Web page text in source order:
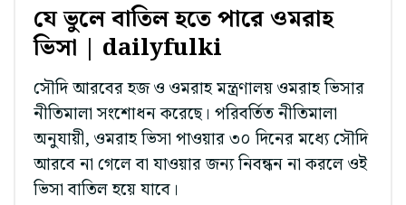
যে ভুলে বাতিল হতে পারে ওমরাহ
ভিসা | dailyfulki
সৌদি আরবের হজ ও ওমরাহ মন্ত্রণালয় ওমরাহ ভিসার
নীতিমালা সংশোধন করেছে। পরিবর্তিত নীতিমালা
অনুযায়ী, ওমরাহ ভিসা পাওয়ার ৩০ দিনের মধ্যে সৌদি
আরবে না গেলে বা যাওয়ার জন্য নিবন্ধন না করলে ওই
ভিসা বাতিল হয়ে যাবে।